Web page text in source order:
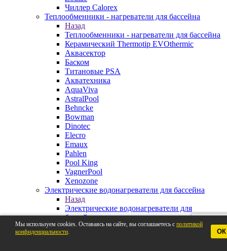
Чиллер Calorex
Теплообменники - нагреватели для бассейна
Назад
Теплообменники - нагреватели для бассейна
Керамический Thermotip EVOthermic
Аквасектор
Баском
Титановые PSA
Акватехника
AquaViva
AstralPool
Behncke
Bowman
Dinotec
Elecro
Emaux
Pahlen
Pool King
VagnerPool
Xenozone
Электрические водонагреватели для бассейна
Назад
Электрические водонагреватели для
бассейна
Pahlen
AstralPool
Мы используем cookies. Оставаясь на сайте, вы соглашаетесь с политикой
конфиденциальности. ОК